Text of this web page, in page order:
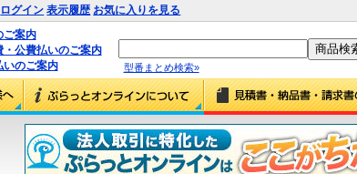
ログイン 表示履歴 お気に入りを見る
ご案内
公費払いのご案内
いのご案内
型番まとめ検索»